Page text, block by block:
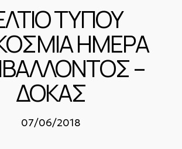
ΤΥΠΟΥ
ΗΜΕΡΑ
–
ΔΟΚΑΣ
07/06/2018